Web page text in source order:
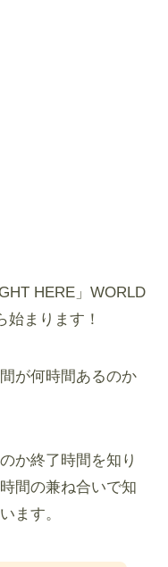
HERE」WORLD
始まります！
が何時間あるのか
か終了時間を知り
間の兼ね合いで知
ます。